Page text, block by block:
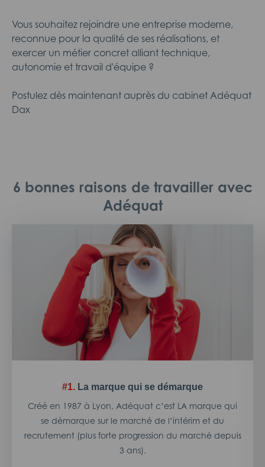
Vous souhaitez rejoindre une entreprise moderne,
reconnue pour la qualité de ses réalisations, et
exercer un métier concret alliant technique,
autonomie et travail d'équipe ?
Postulez dès maintenant auprès du cabinet Adéquat
Dax
6 bonnes raisons de travailler avec
Adéquat
#1. La marque qui se démarque
Créé en 1987 à Lyon, Adéquat c’est LA marque qui
se démarque sur le marché de l’intérim et du
recrutement (plus forte progression du marché depuis
3 ans).